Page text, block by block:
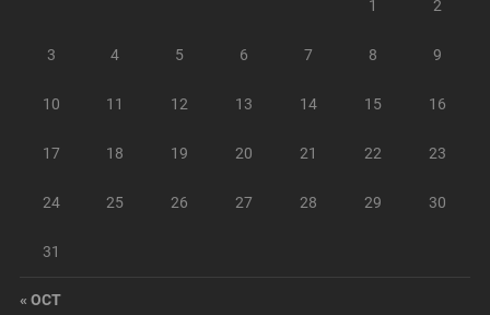
1 2
3 4 5 6 7 8 9
10 11 12 13 14 15 16
17 18 19 20 21 22 23
24 25 26 27 28 29 30
31
« OCT